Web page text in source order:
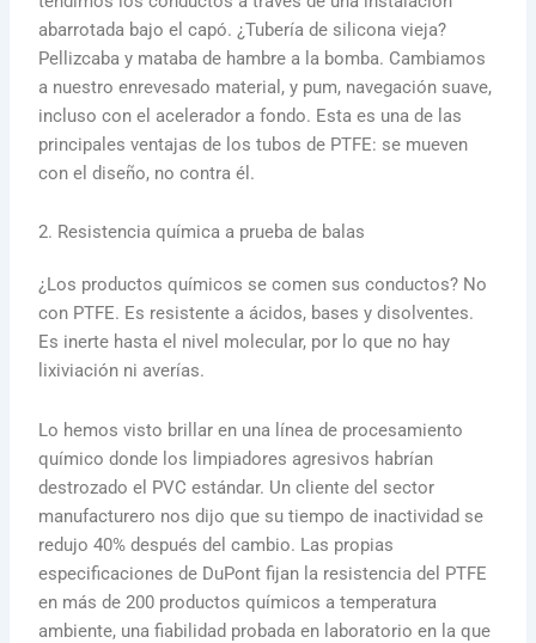
abarrotada bajo el capó. ¿Tubería de silicona vieja?
Pellizcaba y mataba de hambre a la bomba. Cambiamos
a nuestro enrevesado material, y pum, navegación suave,
incluso con el acelerador a fondo. Esta es una de las
principales ventajas de los tubos de PTFE: se mueven
con el diseño, no contra él.
2. Resistencia química a prueba de balas
¿Los productos químicos se comen sus conductos? No
con PTFE. Es resistente a ácidos, bases y disolventes.
Es inerte hasta el nivel molecular, por lo que no hay
lixiviación ni averías.
Lo hemos visto brillar en una línea de procesamiento
químico donde los limpiadores agresivos habrían
destrozado el PVC estándar. Un cliente del sector
manufacturero nos dijo que su tiempo de inactividad se
redujo 40% después del cambio. Las propias
especificaciones de DuPont fijan la resistencia del PTFE
en más de 200 productos químicos a temperatura
ambiente, una fiabilidad probada en laboratorio en la que